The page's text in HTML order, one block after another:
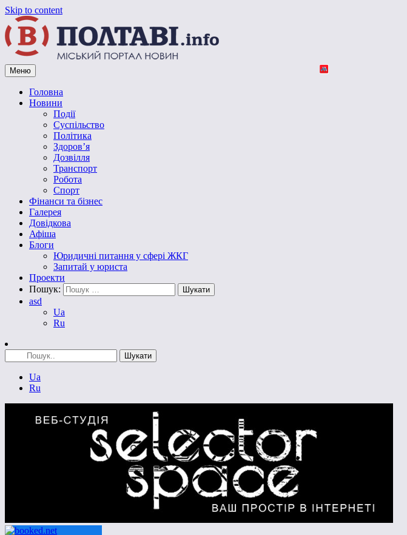
Skip to content
Vpoltave.info
Полтавський портал новин
Меню
Головна
Новини
Події
Суспільство
Політика
Здоров’я
Дозвілля
Транспорт
Робота
Спорт
Фінанси та бізнес
Галерея
Довідкова
Афіша
Блоги
Юридичні питання у сфері ЖКГ
Запитай у юриста
Проекти
Пошук:
asd
Ua
Ru
Ua
Ru